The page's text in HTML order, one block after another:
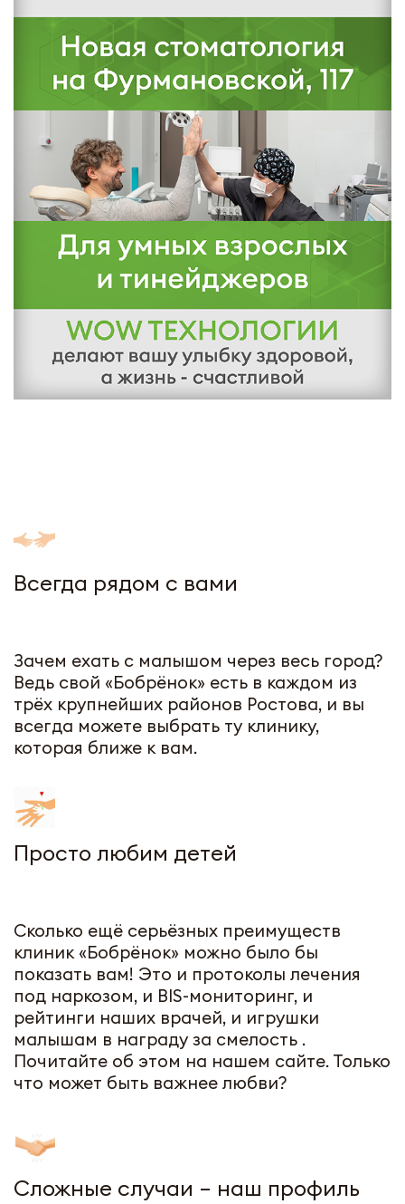
Всегда рядом с вами
Зачем ехать с малышом через весь город?
Ведь свой «Бобрёнок» есть в каждом из
трёх крупнейших районов Ростова, и вы
всегда можете выбрать ту клинику,
которая ближе к вам.
Просто любим детей
Сколько ещё серьёзных преимуществ
клиник «Бобрёнок» можно было бы
показать вам! Это и протоколы лечения
под наркозом, и BIS-мониторинг, и
рейтинги наших врачей, и игрушки
малышам в награду за смелость .
Почитайте об этом на нашем сайте. Только
что может быть важнее любви?
Сложные случаи – наш профиль